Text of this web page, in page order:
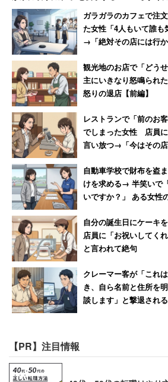
護者 担任が断ると校長室まで
乗り込む事態に
年間踏
ガラガラのカフェで注
た女性「4人もいて誰も
→「絶対その店には行か
観光地のお店で「どう
主にいきなり怒鳴られ
怒りの退店【前編】
レストランで「前のお
でしまった女性 店員
言い放つ→「今はその店
自動車学校で財布を盗
けを求める→ 半笑いで
いですか？」 ある女性
自分の誕生日にケーキ
店員に「お祝いしてく
と言われて絶句
クレーマー客が「これ
き、自ら名前と住所を
談します」と撃退される
【PR】注目情報